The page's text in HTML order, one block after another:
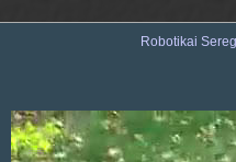
Robotikai